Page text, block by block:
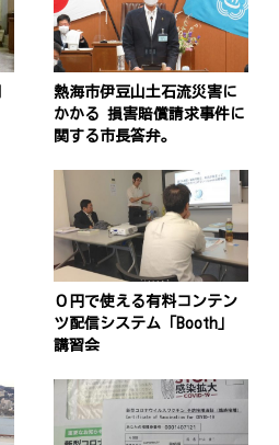
熱海市伊豆山土石流災害に
かかる 損害賠償請求事件に
関する市長答弁。
０円で使える有料コンテン
ツ配信システム「Booth」
講習会